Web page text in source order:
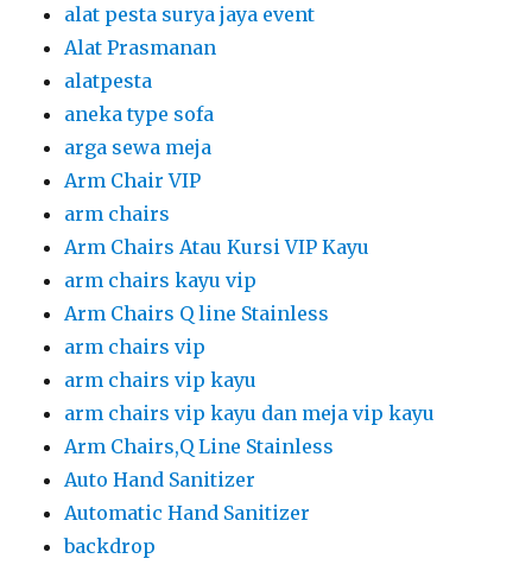
alat pesta surya jaya event
Alat Prasmanan
alatpesta
aneka type sofa
arga sewa meja
Arm Chair VIP
arm chairs
Arm Chairs Atau Kursi VIP Kayu
arm chairs kayu vip
Arm Chairs Q line Stainless
arm chairs vip
arm chairs vip kayu
arm chairs vip kayu dan meja vip kayu
Arm Chairs,Q Line Stainless
Auto Hand Sanitizer
Automatic Hand Sanitizer
backdrop